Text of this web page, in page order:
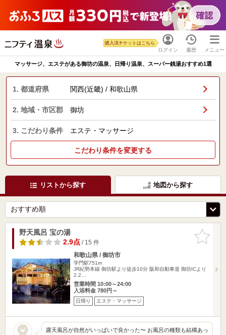
ログイン
購入済チケットはこちら
履歴 メニュー
マッサージ、エステがある御坊の温泉、日帰り温泉、スーパー銭湯おすすめ1選
1. 都道府県 関西(近畿) / 和歌山県
2. 地域・市区郡 御坊
3. こだわり条件 エステ・マッサージ
こだわり条件を変更する
リストから探す 地図から探す
お気に入
りに追加
野天風呂 宝の湯
2.9点/ 15 件
和歌山県 / 御坊市
学門駅751m
JR紀勢本線 御坊駅より徒歩10分 阪和自動車道 御坊ICより
2.2…
営業時間 10:00～24:00
入浴料金 780円～
日帰り エステ・マッサージ
露天風呂が自然がいっぱいで良かった〜 お風呂の種類も結構あっ